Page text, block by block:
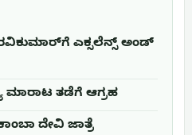
ಎಕ್ಸಲೆನ್ಸ್ ಅಂಡ್
ಮಾರಾಟ ತಡೆಗೆ ಆಗ್ರಹ
ದೇವಿ ಜಾತ್ರೆ